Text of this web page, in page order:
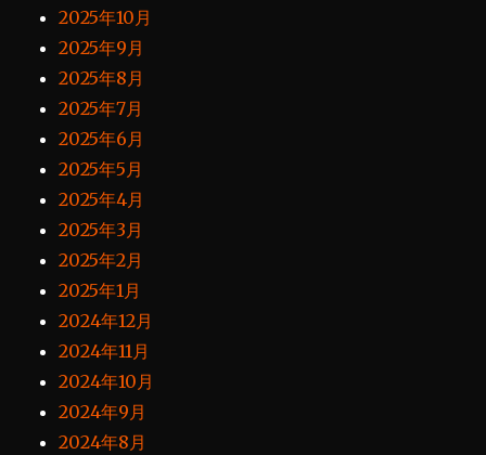
2025年10月
2025年9月
2025年8月
2025年7月
2025年6月
2025年5月
2025年4月
2025年3月
2025年2月
2025年1月
2024年12月
2024年11月
2024年10月
2024年9月
2024年8月